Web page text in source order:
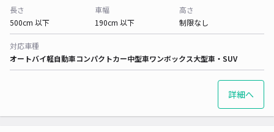
長さ
500cm 以下
車幅
190cm 以下
高さ
制限なし
対応車種
オートバイ軽自動車コンパクトカー中型車ワンボックス大型車・SUV
詳細へ